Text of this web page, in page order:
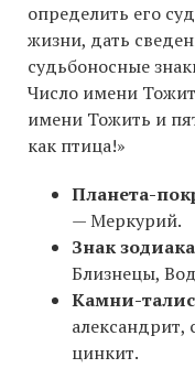
определить его
жизни, дать
судьбоносные
Число имени
имени Тожить и
как птица!»
Планета-
— Меркурий.
Знак
Близнецы,
Камни-
александрит,
цинкит.